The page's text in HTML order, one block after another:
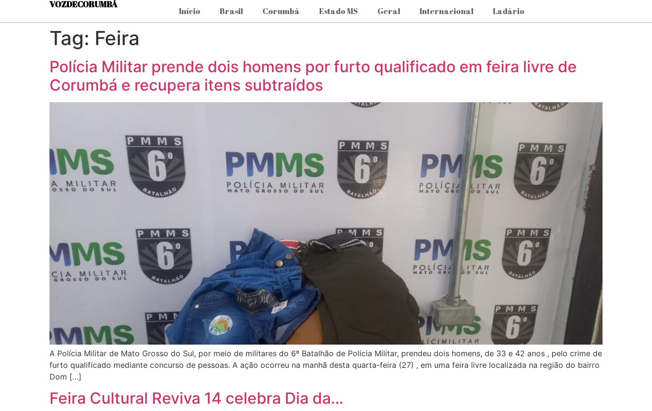
VOZDECORUMBÁ
Início Brasil Corumbá Estado MS Geral Internacional Ladário
Tag: Feira
Polícia Militar prende dois homens por furto qualificado em feira livre de
Corumbá e recupera itens subtraídos
A Polícia Militar de Mato Grosso do Sul, por meio de militares do 6º Batalhão de Polícia Militar, prendeu dois homens, de 33 e 42 anos , pelo crime de
furto qualificado mediante concurso de pessoas. A ação ocorreu na manhã desta quarta-feira (27) , em uma feira livre localizada na região do bairro
Dom […]
Feira Cultural Reviva 14 celebra Dia da…